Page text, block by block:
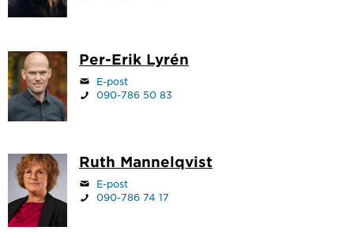
Per-Erik Lyrén
E-post
090-786 50 83
Ruth Mannelqvist
E-post
090-786 74 17